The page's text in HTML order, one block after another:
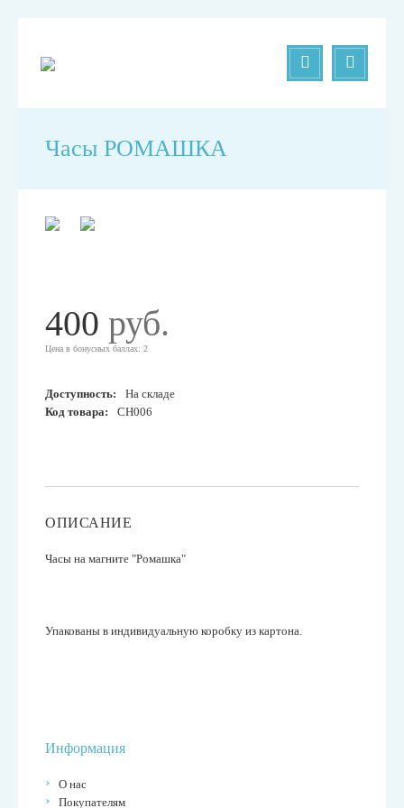
Часы РОМАШКА
400 руб.
Цена в бонусных баллах: 2
Доступность:
На складе
Код товара:
CH006
ОПИСАНИЕ
Часы на магните "Ромашка"
Упакованы в индивидуальную коробку из картона.
Информация
О нас
Покупателям